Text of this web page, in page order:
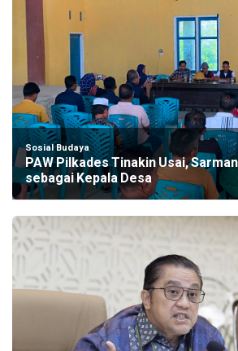
Sosial Budaya
PAW Pilkades Tinakin Usai,
sebagai Kepala Desa